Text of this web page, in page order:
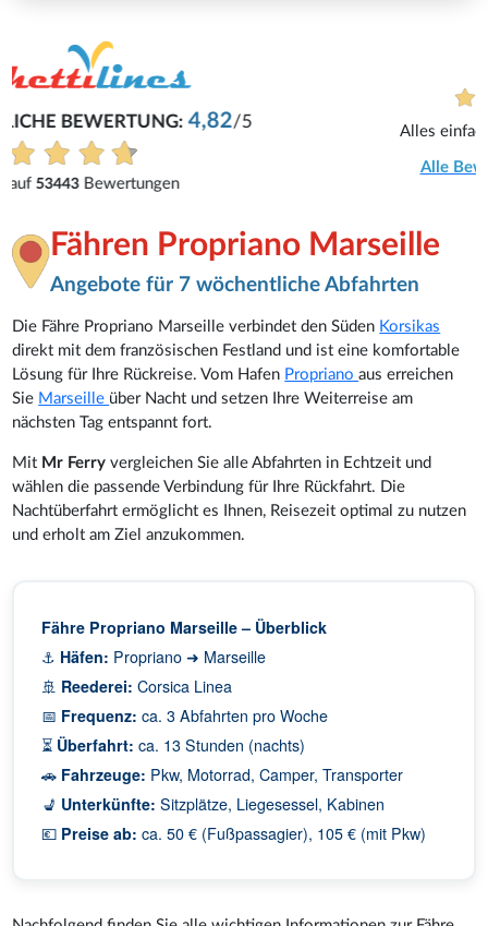
Alles einfach und schnell gemacht
Fähren Propriano Marseille
Angebote für 7 wöchentliche Abfahrten
Die Fähre Propriano Marseille verbindet den Süden Korsikas
direkt mit dem französischen Festland und ist eine komfortable
Lösung für Ihre Rückreise. Vom Hafen Proprianoaus erreichen
Sie Marseille über Nacht und setzen Ihre Weiterreise am
nächsten Tag entspannt fort.
Mit Mr Ferry vergleichen Sie alle Abfahrten in Echtzeit und
wählen die passende Verbindung für Ihre Rückfahrt. Die
Nachtüberfahrt ermöglicht es Ihnen, Reisezeit optimal zu nutzen
und erholt am Ziel anzukommen.
Fähre Propriano Marseille – Überblick
⚓ Häfen: Propriano ➜ Marseille
🚢 Reederei: Corsica Linea
📅 Frequenz: ca. 3 Abfahrten pro Woche
⏳ Überfahrt: ca. 13 Stunden (nachts)
🚗 Fahrzeuge: Pkw, Motorrad, Camper, Transporter
💺 Unterkünfte: Sitzplätze, Liegesessel, Kabinen
💶 Preise ab: ca. 50 € (Fußpassagier), 105 € (mit Pkw)